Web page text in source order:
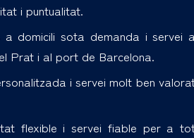
i puntualitat.
a domicili sota demanda i servei
Prat i al port de Barcelona.
i servei molt ben
flexible i servei fiable per a